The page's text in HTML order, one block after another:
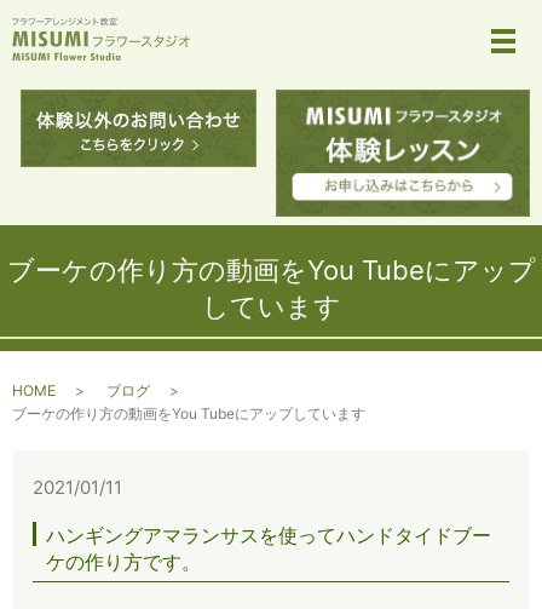
メ
ブーケの作り方の動画をYou Tubeにアップ
しています
HOME
ブログ
ブーケの作り方の動画をYou Tubeにアップしています
2021/01/11
ハンギングアマランサスを使ってハンドタイドブー
ケの作り方です。